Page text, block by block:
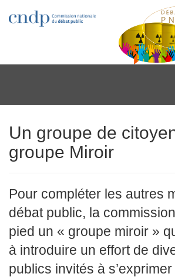
Un groupe de
groupe Miroir
Pour compléter les autres
débat public, la
pied un « groupe miroir »
à introduire un effort de
publics invités à